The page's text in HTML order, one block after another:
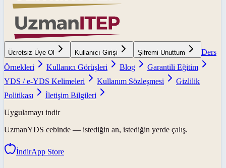
Ücretsiz Üye Ol Kullanıcı Girişi Şifremi Unuttum
Ders
Örnekleri
Kullanıcı Görüşleri Blog
Garantili Eğitim
YDS / e-YDS Kelimeleri
Kullanım Sözleşmesi
Gizlilik
Politikası
İletişim Bilgileri
Uygulamayı indir
UzmanYDS cebinde — istediğin an, istediğin yerde çalış.
İndirApp Store